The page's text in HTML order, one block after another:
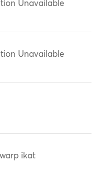
Unavailable
Unavailable
ikat